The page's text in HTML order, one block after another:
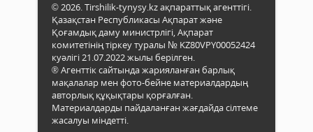
© 2026. Tirshilik-tynysy.kz ақпараттық агенттігі.
Қазақстан Республикасы Ақпарат және
Қоғамдық даму министрлігі, Ақпарат
комитетінің тіркеу туралы № KZ80VPY00052424
куәлігі 21.07.2022 жылы берілген.
® Агенттік сайтында жарияланған барлық
мақалалар мен фото-бейне материалдардың
авторлық құқықтары қорғалған.
Материалдарды пайдаланған жағдайда сілтеме
жасалуы міндетті.